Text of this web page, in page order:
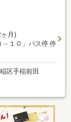
月)
１０」バス停 停
区手稲前田